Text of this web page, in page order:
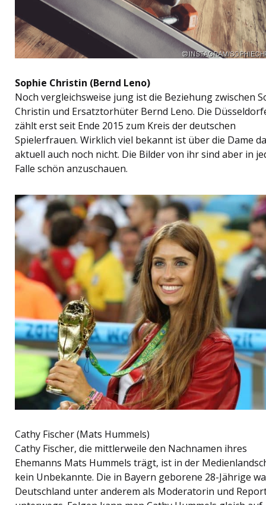
Sophie Christin (Bernd Leno)
Noch vergleichsweise jung ist die Beziehung zwischen
Christin und Ersatztorhüter Bernd Leno. Die
zählt erst seit Ende 2015 zum Kreis der deutschen
Spielerfrauen. Wirklich viel bekannt ist über die Dame
aktuell auch noch nicht. Die Bilder von ihr sind aber in
Falle schön anzuschauen.
Cathy Fischer (Mats Hummels)
Cathy Fischer, die mittlerweile den Nachnamen ihres
Ehemanns Mats Hummels trägt, ist in der
kein Unbekannte. Die in Bayern geborene 28-Jährige
Deutschland unter anderem als Moderatorin und